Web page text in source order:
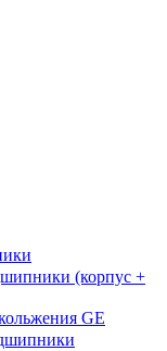
(корпус +
GE